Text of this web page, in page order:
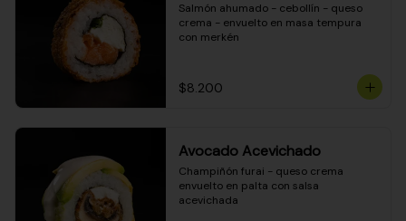
Salmón ahumado - cebollín - queso
crema - envuelto en masa tempura
con merkén
$8.200
Avocado Acevichado
Champiñón furai - queso crema
envuelto en palta con salsa
acevichada